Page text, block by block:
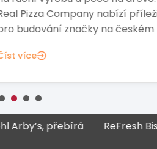
nabízí příležitost
na českém trhu.
přebírá
ReFresh Bistro